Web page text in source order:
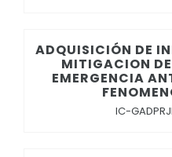
ADQUISICIÓN DE
MITIGACION
EMERGENCIA
IC-